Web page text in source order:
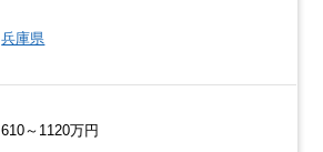
兵庫県
610～1120万円